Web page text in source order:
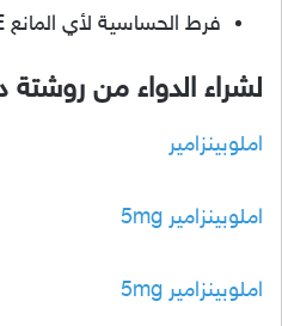
فرط الحساسية لأي المانع ACE
لشراء الدواء من
املوبينزامير
املوبينزامير 5mg
املوبينزامير 5mg